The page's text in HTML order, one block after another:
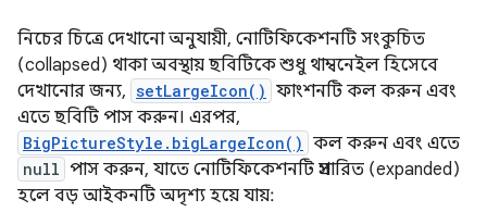
নিচের চিত্রে দেখানো অনুযায়ী, নোটিফিকেশনটি সংকুচিত
(collapsed) থাকা অবস্থায় ছবিটিকে শুধু থাম্বনেইল হিসেবে
দেখানোর জন্য, setLargeIcon() ফাংশনটি কল করুন এবং
এতে ছবিটি পাস করুন। এরপর,
BigPictureStyle.bigLargeIcon() কল করুন এবং এতে
null পাস করুন, যাতে নোটিফিকেশনটি প্রসারিত (expanded)
হলে বড় আইকনটি অদৃশ্য হয়ে যায়: